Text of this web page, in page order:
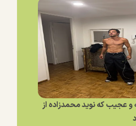
و عجیب که نوید محمدزاده از